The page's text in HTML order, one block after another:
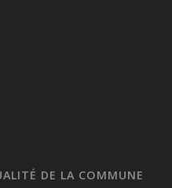
DE LA COMMUNE